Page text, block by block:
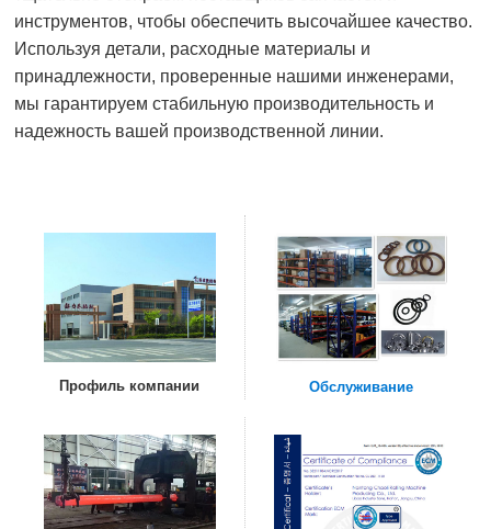
инструментов, чтобы обеспечить высочайшее качество.
Используя детали, расходные материалы и
принадлежности, проверенные нашими инженерами,
мы гарантируем стабильную производительность и
надежность вашей производственной линии.
Профиль компании Обслуживание